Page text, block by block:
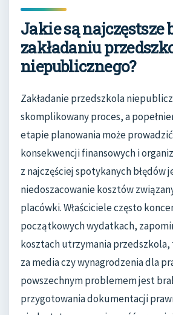
Jakie są najczęstsze
zakładaniu
niepublicznego?
Zakładanie przedszkola
skomplikowany proces, a
etapie planowania może
konsekwencji finansowych i
z najczęściej spotykanych błędów
niedoszacowanie kosztów
placówki. Właściciele często
początkowych wydatkach,
kosztach utrzymania przedszkola,
za media czy wynagrodzenia dla
powszechnym problemem jest
przygotowania dokumentacji